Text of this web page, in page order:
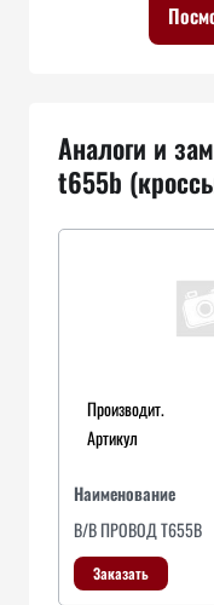
Аналоги и
t655b
Производит.
Артикул
Наименование
В/В ПРОВОД T655B
Заказать